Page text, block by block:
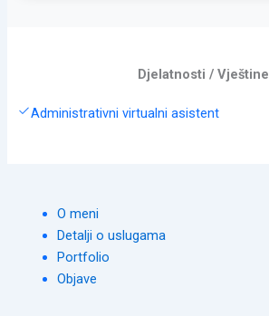
Djelatnosti / Vještine
Administrativni virtualni asistent
O meni
Detalji o uslugama
Portfolio
Objave